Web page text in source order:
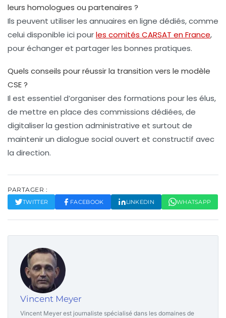
leurs homologues ou partenaires ?
Ils peuvent utiliser les annuaires en ligne dédiés, comme
celui disponible ici pourles comités CARSAT en France,
pour échanger et partager les bonnes pratiques.
Quels conseils pour réussir la transition vers le modèle
CSE ?
Il est essentiel d’organiser des formations pour les élus,
de mettre en place des commissions dédiées, de
digitaliser la gestion administrative et surtout de
maintenir un dialogue social ouvert et constructif avec
la direction.
PARTAGER :
TWITTER FACEBOOK LINKEDIN WHATSAPP
Vincent Meyer
Vincent Meyer est journaliste spécialisé dans les domaines de